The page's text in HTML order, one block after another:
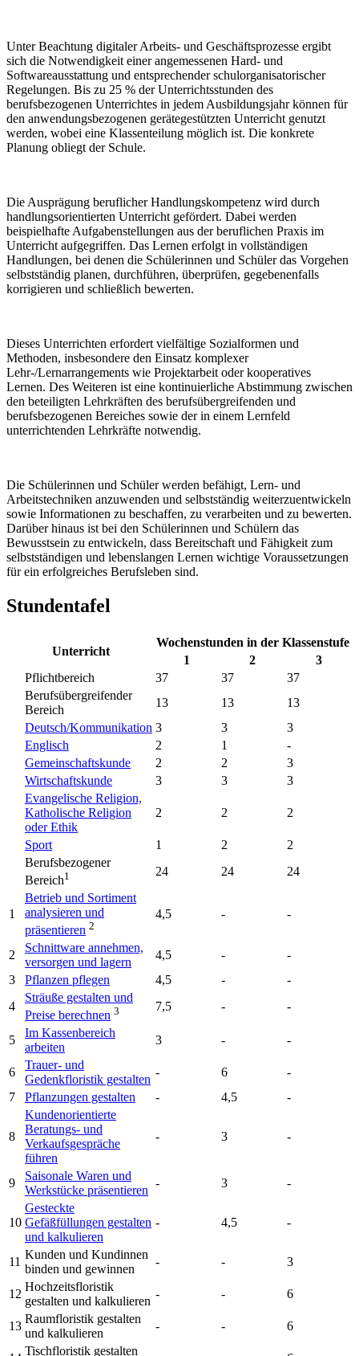
Unter Beachtung digitaler Arbeits- und Geschäftsprozesse ergibt
sich die Notwendigkeit einer angemessenen Hard- und
Softwareausstattung und entsprechender schulorganisatorischer
Regelungen. Bis zu 25 % der Unterrichtsstunden des
berufsbezogenen Unterrichtes in jedem Ausbildungsjahr können für
den anwendungsbezogenen gerätegestützten Unterricht genutzt
werden, wobei eine Klassenteilung möglich ist. Die konkrete
Planung obliegt der Schule.
Die Ausprägung beruflicher Handlungskompetenz wird durch
handlungsorientierten Unterricht gefördert. Dabei werden
beispielhafte Aufgabenstellungen aus der beruflichen Praxis im
Unterricht aufgegriffen. Das Lernen erfolgt in vollständigen
Handlungen, bei denen die Schülerinnen und Schüler das Vorgehen
selbstständig planen, durchführen, überprüfen, gegebenenfalls
korrigieren und schließlich bewerten.
Dieses Unterrichten erfordert vielfältige Sozialformen und
Methoden, insbesondere den Einsatz komplexer
Lehr-/Lernarrangements wie Projektarbeit oder kooperatives
Lernen. Des Weiteren ist eine kontinuierliche Abstimmung zwischen
den beteiligten Lehrkräften des berufsübergreifenden und
berufsbezogenen Bereiches sowie der in einem Lernfeld
unterrichtenden Lehrkräfte notwendig.
Die Schülerinnen und Schüler werden befähigt, Lern- und
Arbeitstechniken anzuwenden und selbstständig weiterzuentwickeln
sowie Informationen zu beschaffen, zu verarbeiten und zu bewerten.
Darüber hinaus ist bei den Schülerinnen und Schülern das
Bewusstsein zu entwickeln, dass Bereitschaft und Fähigkeit zum
selbstständigen und lebenslangen Lernen wichtige Voraussetzungen
für ein erfolgreiches Berufsleben sind.
Stundentafel
Unterricht
Wochenstunden in der Klassenstufe
1
2
3
Pflichtbereich
37 37
37
Berufsübergreifender
Bereich
13 13
13
Deutsch/Kommunikation 3 3
3
Englisch
2 1
-
Gemeinschaftskunde
2 2
3
Wirtschaftskunde
3 3
3
Evangelische Religion,
Katholische Religion
oder Ethik
2 2 2
Sport 1 2
2
Berufsbezogener
Bereich1 24 24 24
1
Betrieb und Sortiment
analysieren und
präsentieren 2
4,5 - -
2
Schnittware annehmen,
versorgen und lagern
4,5 -
-
3
Pflanzen pflegen 4,5 -
-
4
Sträuße gestalten und
Preise berechnen 3 7,5 - -
5
Im Kassenbereich
arbeiten
3 - -
6
Trauer- und
Gedenkfloristik gestalten
- 6
-
7
Pflanzungen gestalten - 4,5 -
8
Kundenorientierte
Beratungs- und
Verkaufsgespräche
führen
- 3 -
9
Saisonale Waren und
Werkstücke präsentieren
- 3 -
10
Gesteckte
Gefäßfüllungen gestalten
und kalkulieren
- 4,5 -
11
Kunden und Kundinnen
binden und gewinnen
- - 3
12
Hochzeitsfloristik
gestalten und kalkulieren
- - 6
13
Raumfloristik gestalten
und kalkulieren
- - 6
Tischfloristik gestalten